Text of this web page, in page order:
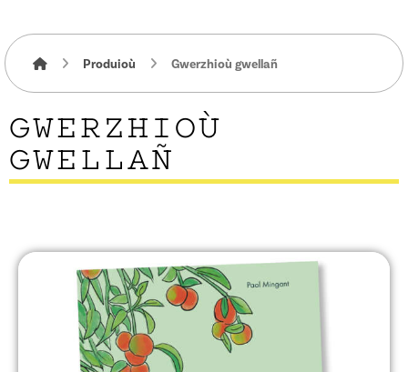
Produioù Gwerzhioù gwellañ
GWERZHIOÙ
GWELLAÑ